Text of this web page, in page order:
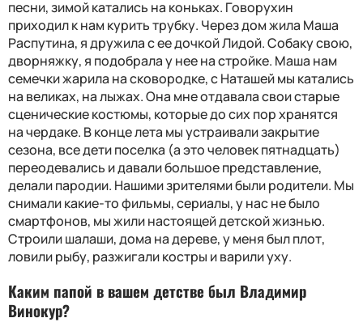
песни, зимой катались на коньках. Говорухин
приходил к нам курить трубку. Через дом жила Маша
Распутина, я дружила с ее дочкой Лидой. Собаку свою,
дворняжку, я подобрала у нее на стройке. Маша нам
семечки жарила на сковородке, с Наташей мы катались
на великах, на лыжах. Она мне отдавала свои старые
сценические костюмы, которые до сих пор хранятся
на чердаке. В конце лета мы устраивали закрытие
сезона, все дети поселка (а это человек пятнадцать)
переодевались и давали большое представление,
делали пародии. Нашими зрителями были родители. Мы
снимали какие-то фильмы, сериалы, у нас не было
смартфонов, мы жили настоящей детской жизнью.
Строили шалаши, дома на дереве, у меня был плот,
ловили рыбу, разжигали костры и варили уху.
Каким папой в вашем детстве был Владимир
Винокур?